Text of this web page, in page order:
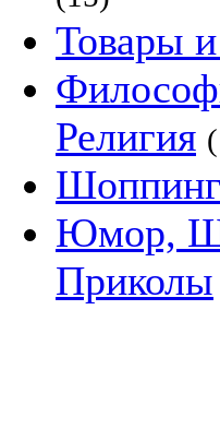
Товары
Религия
Шоппинг
Юмор,
Приколы